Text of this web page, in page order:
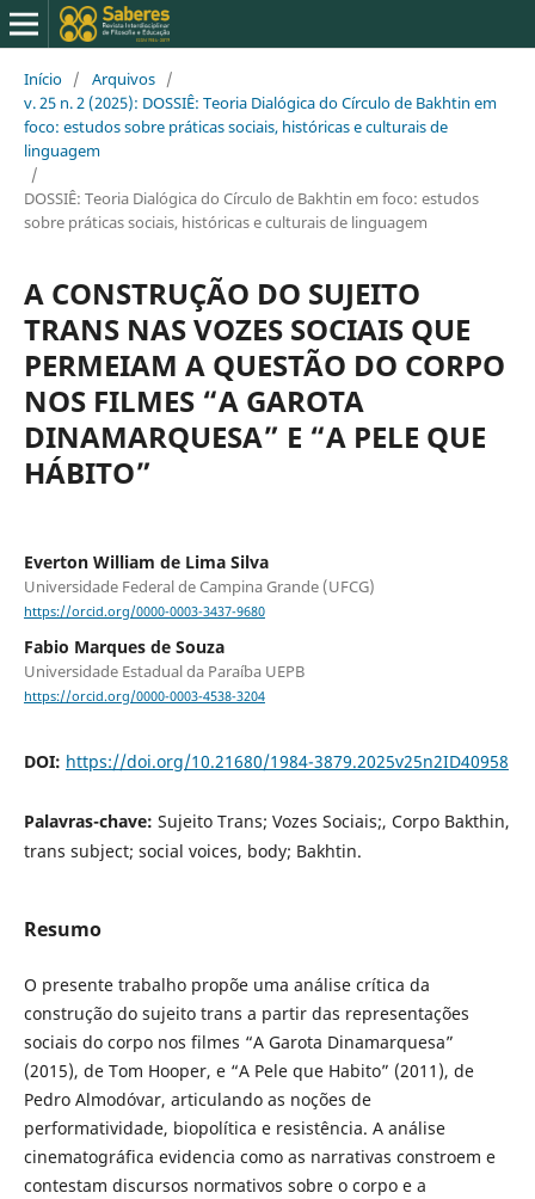
Início / Arquivos /
v. 25 n. 2 (2025): DOSSIÊ: Teoria Dialógica do Círculo de Bakhtin em
foco: estudos sobre práticas sociais, históricas e culturais de
linguagem
/
DOSSIÊ: Teoria Dialógica do Círculo de Bakhtin em foco: estudos
sobre práticas sociais, históricas e culturais de linguagem
A CONSTRUÇÃO DO SUJEITO
TRANS NAS VOZES SOCIAIS QUE
PERMEIAM A QUESTÃO DO CORPO
NOS FILMES “A GAROTA
DINAMARQUESA” E “A PELE QUE
HÁBITO”
Everton William de Lima Silva
Universidade Federal de Campina Grande (UFCG)
https://orcid.org/0000-0003-3437-9680
Fabio Marques de Souza
Universidade Estadual da Paraíba UEPB
https://orcid.org/0000-0003-4538-3204
DOI: https://doi.org/10.21680/1984-3879.2025v25n2ID40958
Palavras-chave: Sujeito Trans; Vozes Sociais;, Corpo Bakthin,
trans subject; social voices, body; Bakhtin.
Resumo
O presente trabalho propõe uma análise crítica da
construção do sujeito trans a partir das representações
sociais do corpo nos filmes “A Garota Dinamarquesa”
(2015), de Tom Hooper, e “A Pele que Habito” (2011), de
Pedro Almodóvar, articulando as noções de
performatividade, biopolítica e resistência. A análise
cinematográfica evidencia como as narrativas constroem e
contestam discursos normativos sobre o corpo e a